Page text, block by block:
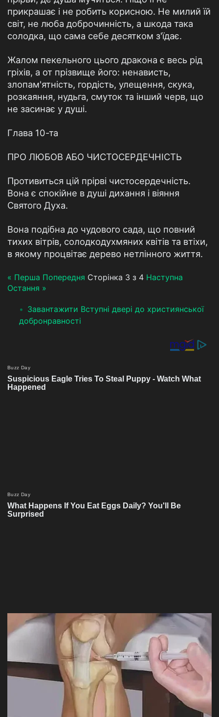
прикрашає і не робить корисною. Не милий їй
світ, не люба доброчинність, а шкода така
солодка, що сама себе десятком з'їдає.
Жалом пекельного цього дракона є весь рід
гріхів, а от прізвище його: ненависть,
злопам'ятність, гордість, улещення, скука,
розкаяння, нудьга, смуток та інший черв, що
не засинає у душі.
Глава 10-та
ПРО ЛЮБОВ АБО ЧИСТОСЕРДЕЧНІСТЬ
Противиться цій прірві чистосердечність.
Вона є спокійне в душі дихання і віяння
Святого Духа.
Вона подібна до чудового сада, що повний
тихих вітрів, солодкодухмяних квітів та втіхи,
в якому процвітає дерево нетлінного життя.
« Перша Попередня Сторінка 3 з 4 Наступна
Остання »
Завантажити Вступні двері до християнської
добронравності